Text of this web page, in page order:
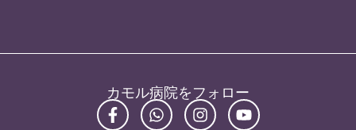
カモル病院をフォロー